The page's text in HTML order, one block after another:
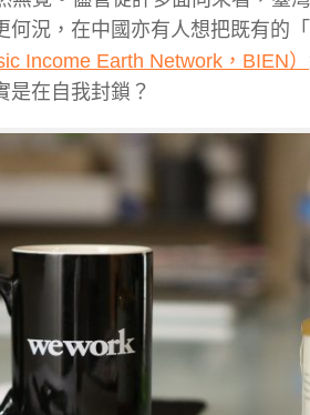
況，在中國亦有人想把既有的
Income Earth Network，BIEN）
是在自我封鎖？